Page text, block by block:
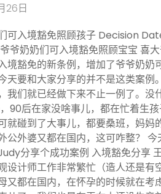
26日
可入境豁免照顾孩子 Decision
爷奶奶们可入境豁免照顾宝宝 喜
境豁免的新条例，增加了爷爷奶奶
天要和大家分享的并不是这类案例
我们就已经做下来不止一例了。没
90后在家没啥事儿，都在忙着生
就碰到了大事儿，都要桑班，妈妈
公外婆又都在国内，这可咋整？
分享个成功案例 入境豁免分享
设计师工作非常繁忙（造人还是有
又都在国内，在怀孕的时候就在考